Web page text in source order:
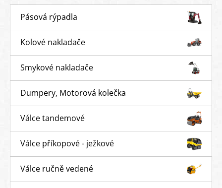
Pásová rýpadla
Kolové nakladače
Smykové nakladače
Dumpery, Motorová kolečka
Válce tandemové
Válce příkopové - ježkové
Válce ručně vedené